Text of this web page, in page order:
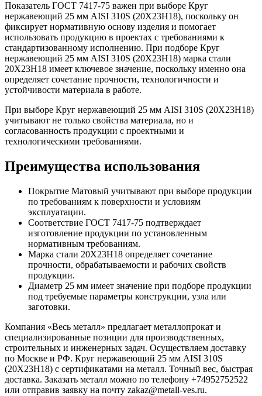
Показатель ГОСТ 7417-75 важен при выборе Круг
нержавеющий 25 мм AISI 310S (20Х23Н18), поскольку он
фиксирует нормативную основу изделия и помогает
использовать продукцию в проектах с требованиями к
стандартизованному исполнению. При подборе Круг
нержавеющий 25 мм AISI 310S (20Х23Н18) марка стали
20Х23Н18 имеет ключевое значение, поскольку именно она
определяет сочетание прочности, технологичности и
устойчивости материала в работе.
При выборе Круг нержавеющий 25 мм AISI 310S (20Х23Н18)
учитывают не только свойства материала, но и
согласованность продукции с проектными и
технологическими требованиями.
Преимущества использования
Покрытие Матовый учитывают при выборе продукции
по требованиям к поверхности и условиям
эксплуатации.
Соответствие ГОСТ 7417-75 подтверждает
изготовление продукции по установленным
нормативным требованиям.
Марка стали 20Х23Н18 определяет сочетание
прочности, обрабатываемости и рабочих свойств
продукции.
Диаметр 25 мм имеет значение при подборе продукции
под требуемые параметры конструкции, узла или
заготовки.
Компания «Весь металл» предлагает металлопрокат и
специализированные позиции для производственных,
строительных и инженерных задач. Осуществляем доставку
по Москве и РФ. Круг нержавеющий 25 мм AISI 310S
(20Х23Н18) с сертификатами на металл. Точный вес, быстрая
доставка. Заказать металл можно по телефону +74952752522
или отправив заявку на почту zakaz@metall-ves.ru.